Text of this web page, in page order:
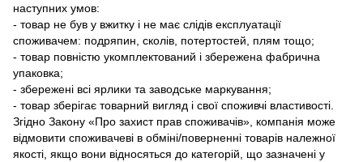
наступних умов:
- товар не був у вжитку і не має слідів експлуатації
споживачем: подряпин, сколів, потертостей, плям тощо;
- товар повністю укомплектований і збережена фабрична
упаковка;
- збережені всі ярлики та заводське маркування;
- товар зберігає товарний вигляд і свої споживчі властивості.
Згідно Закону «Про захист прав споживачів», компанія може
відмовити споживачеві в обміні/поверненні товарів належної
якості, якщо вони відносяться до категорій, що зазначені у